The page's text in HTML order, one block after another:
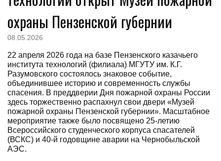
охраны Пензенской губернии
08.05.2026
22 апреля 2026 года на базе Пензенского казачьего
института технологий (филиала) МГУТУ им. К.Г.
Разумовского состоялось знаковое событие,
объединившее историю и современность службы
спасения. В преддверии Дня пожарной охраны России
здесь торжественно распахнул свои двери «Музей
пожарной охраны Пензенской губернии». Масштабное
мероприятие также было посвящено 25-летию
Всероссийского студенческого корпуса спасателей
(ВСКС) и 40-й годовщине аварии на Чернобыльской
АЭС.